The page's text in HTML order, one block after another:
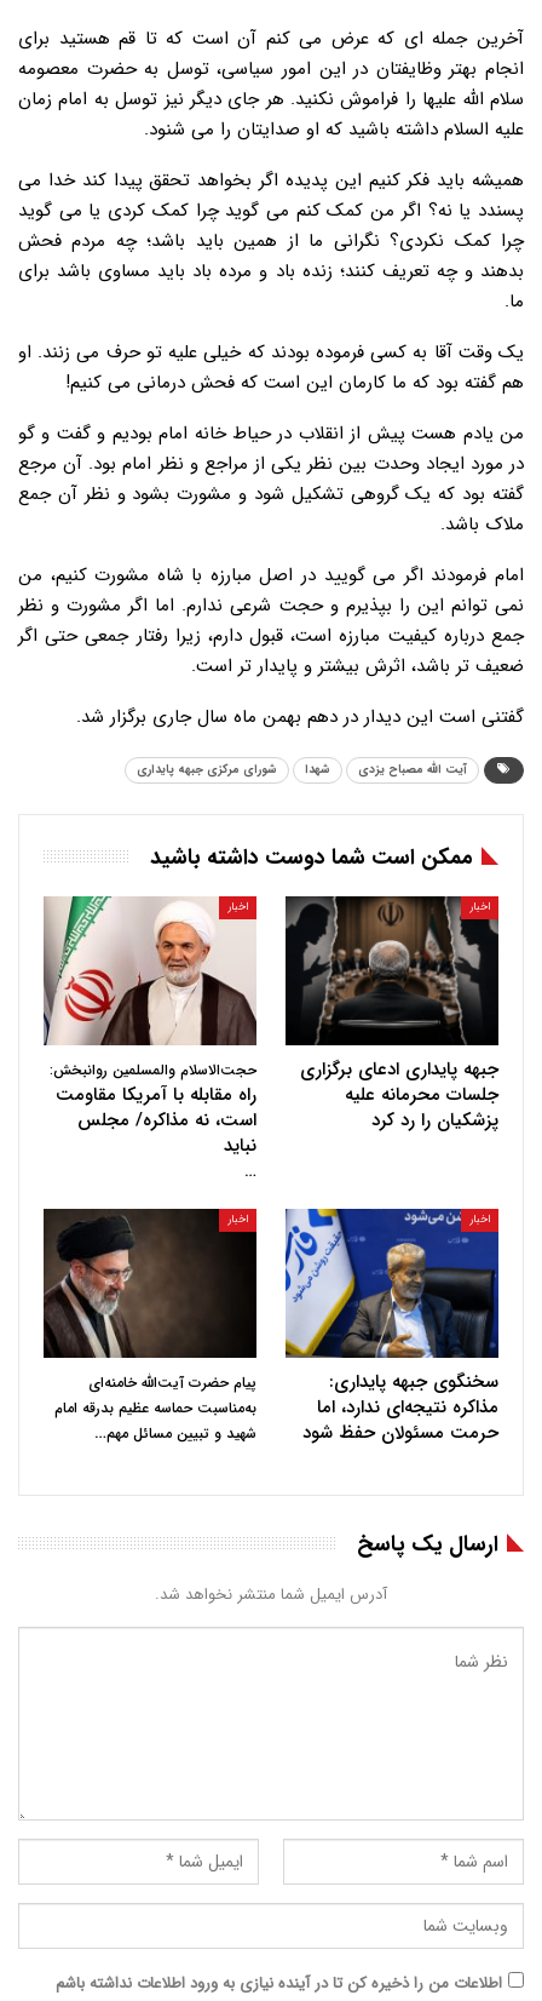
آخرین جمله ای که عرض می کنم آن است که تا قم هستید برای
انجام بهتر وظایفتان در این امور سیاسی، توسل به حضرت معصومه
سلام الله علیها را فراموش نکنید. هر جای دیگر نیز توسل به امام زمان
علیه السلام داشته باشید که او صدایتان را می شنود.
همیشه باید فکر کنیم این پدیده اگر بخواهد تحقق پیدا کند خدا می
پسندد یا نه؟ اگر من کمک کنم می گوید چرا کمک کردی یا می گوید
چرا کمک نکردی؟ نگرانی ما از همین باید باشد؛ چه مردم فحش
بدهند و چه تعریف کنند؛ زنده باد و مرده باد باید مساوی باشد برای
ما.
یک وقت آقا به کسی فرموده بودند که خیلی علیه تو حرف می زنند. او
هم گفته بود که ما کارمان این است که فحش درمانی می کنیم!
من یادم هست پیش از انقلاب در حیاط خانه امام بودیم و گفت و گو
در مورد ایجاد وحدت بین نظر یکی از مراجع و نظر امام بود. آن مرجع
گفته بود که یک گروهی تشکیل شود و مشورت بشود و نظر آن جمع
ملاک باشد.
امام فرمودند اگر می گویید در اصل مبارزه با شاه مشورت کنیم، من
نمی توانم این را بپذیرم و حجت شرعی ندارم. اما اگر مشورت و نظر
جمع درباره کیفیت مبارزه است، قبول دارم، زیرا رفتار جمعی حتی اگر
ضعیف تر باشد، اثرش بیشتر و پایدار تر است.
گفتنی است این دیدار در دهم بهمن ماه سال جاری برگزار شد.
آیت الله مصباح یزدی شهدا شورای مرکزی جبهه پایداری
ممکن است شما دوست داشته باشید
اخبار
جبهه پایداری ادعای برگزاری
جلسات محرمانه علیه
پزشکیان را رد کرد
اخبار
حجت‌الاسلام والمسلمین روانبخش:
راه مقابله با آمریکا مقاومت
است، نه مذاکره/ مجلس
نباید
…
اخبار
سخنگوی جبهه پایداری:
مذاکره نتیجه‌ای ندارد، اما
حرمت مسئولان حفظ شود
اخبار
پیام حضرت آیت‌الله خامنه‌ای
به‌مناسبت حماسه عظیم بدرقه امام
شهید و تبیین مسائل مهم…
ارسال یک پاسخ
آدرس ایمیل شما منتشر نخواهد شد.
اطلاعات من را ذخیره کن تا در آینده نیازی به ورود اطلاعات نداشته باشم